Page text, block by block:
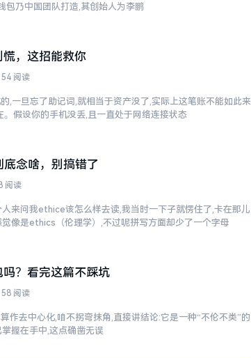
包乃中国团队打造,其创始人为李鹏
，这招能救你
54 阅读
,一旦忘了助记词,就相当于资产没了,实际上这笔账不能如此来
假设你的手机没丢,且一直处于网络连接状态
念啥，别搞错了
阅读
来问我ethice该怎么样去读,我当时一下子就愣住了,卡在那儿
像是ethics（伦理学）,不过呢拼写方面却少了一个字母
？看完这篇不踩坑
58 阅读
作去中心化,咱不拐弯抹角,直接讲结论:它是一种“不伦不类”的
握在手中,这点确凿无误